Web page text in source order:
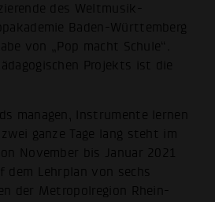
des Weltmusik-
Baden-Württemberg
von „Pop macht Schule“.
Projekts ist die
managen, Instrumente lernen
ganze Tage lang steht im
November bis Januar 2021
dem Lehrplan von sechs
der Metropolregion Rhein-